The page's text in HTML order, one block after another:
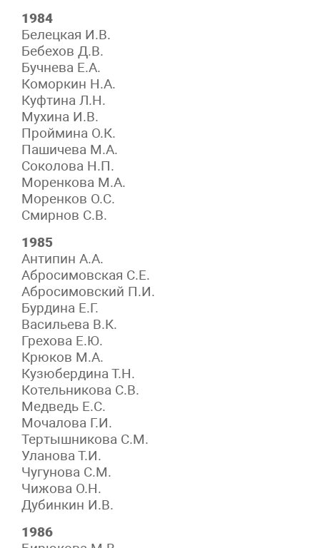
1984
Белецкая И.В.
Бебехов Д.В.
Бучнева Е.А.
Коморкин Н.А.
Куфтина Л.Н.
Мухина И.В.
Проймина О.К.
Пашичева М.А.
Соколова Н.П.
Моренкова М.А.
Моренков О.С.
Смирнов С.В.
1985
Антипин А.А.
Абросимовская С.Е.
Абросимовский П.И.
Бурдина Е.Г.
Васильева В.К.
Грехова Е.Ю.
Крюков М.А.
Кузюбердина Т.Н.
Котельникова С.В.
Медведь Е.С.
Мочалова Г.И.
Тертышникова С.М.
Уланова Т.И.
Чугунова С.М.
Чижова О.Н.
Дубинкин И.В.
1986